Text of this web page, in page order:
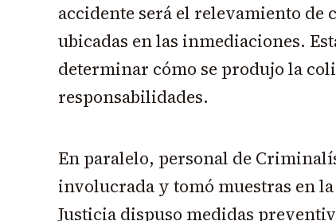
accidente será el relevamiento de
ubicadas en las inmediaciones.
determinar cómo se produjo la
responsabilidades.
En paralelo, personal de
involucrada y tomó muestras en
Justicia dispuso medidas